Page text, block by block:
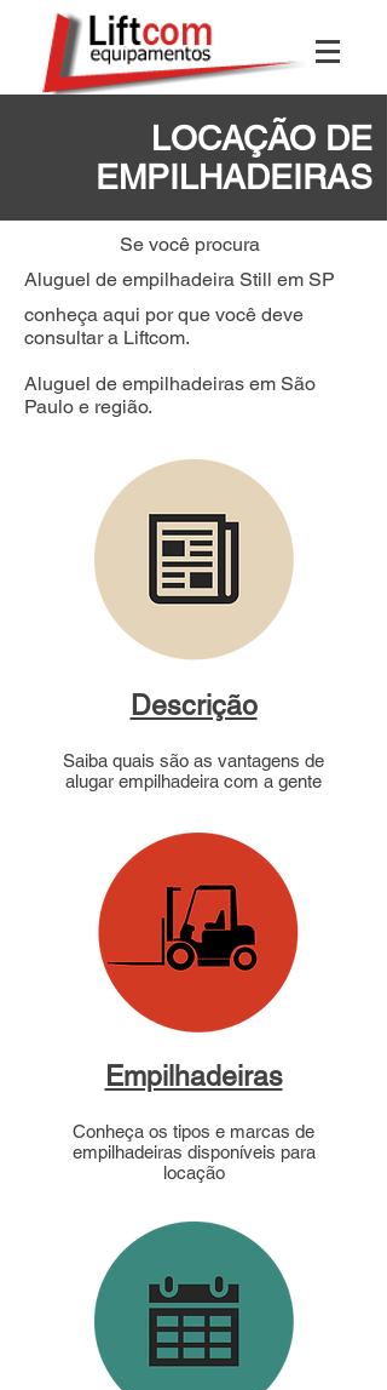
LOCAÇÃO DE
EMPILHADEIRAS
Se você procura
Aluguel de empilhadeira Still em SP
conheça aqui por que você deve
consultar a Liftcom.
Aluguel de empilhadeiras em São
Paulo e região.
Descrição
Saiba quais são as vantagens de
alugar empilhadeira com a gente
Empilhadeiras
Conheça os tipos e marcas de
empilhadeiras disponíveis para
locação